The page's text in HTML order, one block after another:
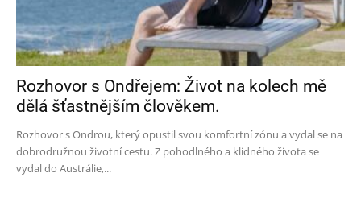
Rozhovor s Ondřejem: Život na kolech mě
dělá šťastnějším člověkem.
Rozhovor s Ondrou, který opustil svou komfortní zónu a vydal se na
dobrodružnou životní cestu. Z pohodlného a klidného života se
vydal do Austrálie,...